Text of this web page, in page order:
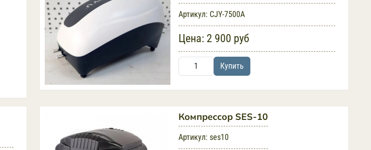
Артикул: CJY-7500A
Цена: 2 900 руб
Купить
Компрессор SES-10
Артикул: ses10